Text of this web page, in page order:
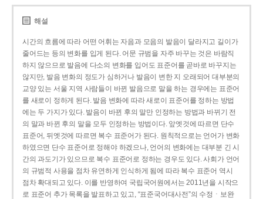
해설
시간의 흐름에 따라 어떤 어휘는 자음과 모음의 발음이 달라지고 길이가
줄어드는 등의 변화를 입게 된다. 어문 규범을 자주 바꾸는 것은 바람직
하지 않으므로 발음에 다소의 변화를 입어도 표준어를 곧바로 바꾸지는
않지만, 발음 변화의 정도가 심하거나 발음이 변한 지 오래되어 대부분의
교양 있는 서울 지역 사람들이 바뀐 발음으로 말을 하는 경우에는 표준어
를 새로이 정하게 된다. 발음 변화에 따라 새로이 표준어를 정하는 방법
에는 두 가지가 있다. 발음이 바뀐 후의 말만 인정하는 방법과 바뀌기 전
의 말과 바뀐 후의 말을 모두 인정하는 방법이다. 앞엣것에 따르면 단수
표준어, 뒤엣것에 따르면 복수 표준어가 된다. 원칙적으로는 언어가 변화
하였으면 단수 표준어로 정해야 하겠으나, 언어의 변화에는 대부분 긴 시
간의 과도기가 있으므로 복수 표준어로 정하는 경우도 있다. 사회가 언어
의 규범적 사용을 점차 유연하게 인식하게 됨에 따라 복수 표준어 역시
점차 확대되고 있다. 이를 반영하여 국립국어원에서는 2011년을 시작으
로 표준어 추가 목록을 발표하고 있고, “표준국어대사전”의 수정ㆍ보완